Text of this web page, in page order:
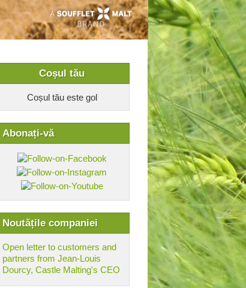
Coșul tău
Coșul tău este gol
Abonați-vă
Noutățile companiei
Open letter to customers and
partners from Jean-Louis
Dourcy, Castle Malting's CEO